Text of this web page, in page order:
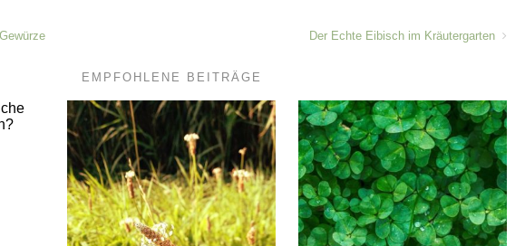
Der Echte Eibisch im Kräutergarten
EMPFOHLENE BEITRÄGE